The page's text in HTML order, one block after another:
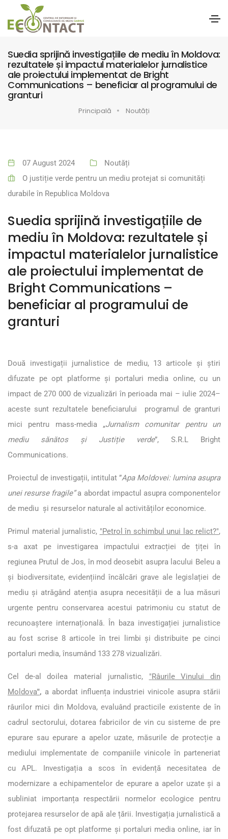
Suedia sprijină investigațiile de mediu în Moldova:
rezultatele și impactul materialelor jurnalistice
ale proiectului implementat de Bright
Communications – beneficiar al programului de
granturi
Principală Noutăți
07 August 2024
Noutăți
O justiție verde pentru un mediu protejat si comunități
durabile în Republica Moldova
Suedia sprijină investigațiile de
mediu în Moldova: rezultatele și
impactul materialelor jurnalistice
ale proiectului implementat de
Bright Communications –
beneficiar al programului de
granturi
Două investigații jurnalistice de mediu, 13 articole și știri
difuzate pe opt platforme și portaluri media online, cu un
impact de 270 000 de vizualizări în perioada mai – iulie 2024–
aceste sunt rezultatele beneficiarului programul de granturi
mici pentru mass-media „Jurnalism comunitar pentru un
mediu sănătos și Justiție verde”, S.R.L Bright
Communications.
Proiectul de investigații, intitulat ”Apa Moldovei: lumina asupra
unei resurse fragile”a abordat impactul asupra componentelor
de mediu și resurselor naturale al activităților economice.
Primul material jurnalistic, "Petrol în schimbul unui lac relict?",
s-a axat pe investigarea impactului extracției de țiței în
regiunea Prutul de Jos, în mod deosebit asupra lacului Beleu a
și biodiversitate, evidențiind încălcări grave ale legislației de
mediu și atrăgând atenția asupra necesității de a lua măsuri
urgente pentru conservarea acestui patrimoniu cu statut de
recunoaștere internațională. În baza investigației jurnalistice
au fost scrise 8 articole în trei limbi și distribuite pe cinci
portaluri media, însumând 133 278 vizualizări.
Cel de-al doilea material jurnalistic, "Râurile Vinului din
Moldova", a abordat influența industriei vinicole asupra stării
râurilor mici din Moldova, evaluând practicile existente de în
cadrul sectorului, dotarea fabricilor de vin cu sisteme de pre
epurare sau epurare a apelor uzate, măsurile de protecție a
mediului implementate de companiile vinicole în parteneriat
cu APL. Investigația a scos în evidență necesitatea de
modernizare a echipamentelor de epurare a apelor uzate și a
subliniat importanța respectării normelor ecologice pentru
protejarea resurselor de apă ale țării. Investigația jurnalistică a
fost difuzată pe opt platforme și portaluri media online, iar în